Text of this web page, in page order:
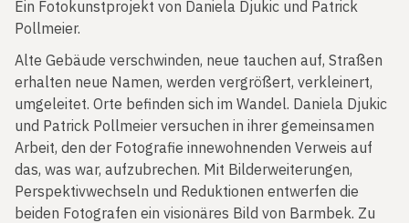
Ein Fotokunstprojekt von Daniela Djukic und Patrick
Pollmeier.
Alte Gebäude verschwinden, neue tauchen auf, Straßen
erhalten neue Namen, werden vergrößert, verkleinert,
umgeleitet. Orte befinden sich im Wandel. Daniela Djukic
und Patrick Pollmeier versuchen in ihrer gemeinsamen
Arbeit, den der Fotografie innewohnenden Verweis auf
das, was war, aufzubrechen. Mit Bilderweiterungen,
Perspektivwechseln und Reduktionen entwerfen die
beiden Fotografen ein visionäres Bild von Barmbek. Zu